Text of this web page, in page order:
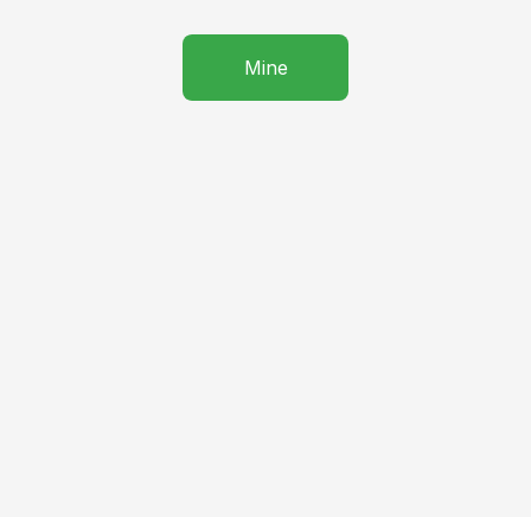
Mine